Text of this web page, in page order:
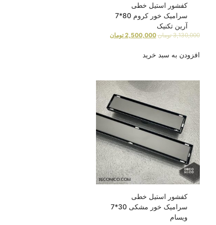
کفشور استیل خطی
سرامیک خور کروم 80*7
آرین تکنیک
3,130,000 تومان 2,500,000 تومان
افزودن به سبد خرید
کفشور استیل خطی
سرامیک خور مشکی 30*7
ویسام